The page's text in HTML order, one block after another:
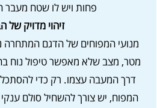
פחות ויש לו שטח מעבר
זיהוי מדויק של
מטר, מצב שלא מאפשר טיפול נוח
דרך המעבה עצמו. רק כדי
המפוח, יש צורך להשחיל סולם